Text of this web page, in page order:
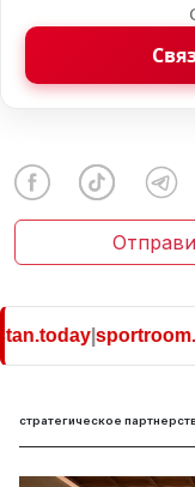
|
стратегическое